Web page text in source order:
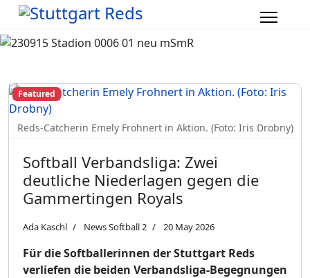
Reds-Catcherin Emely Frohnert in Aktion. (Foto: Iris Drobny)
Featured
Softball Verbandsliga: Zwei
deutliche Niederlagen gegen die
Gammertingen Royals
Ada Kaschl News Softball 2 20 May 2026
Für die Softballerinnen der Stuttgart Reds
verliefen die beiden Verbandsliga-Begegnungen